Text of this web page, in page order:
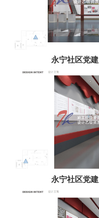
永宁社区党
永宁社区党